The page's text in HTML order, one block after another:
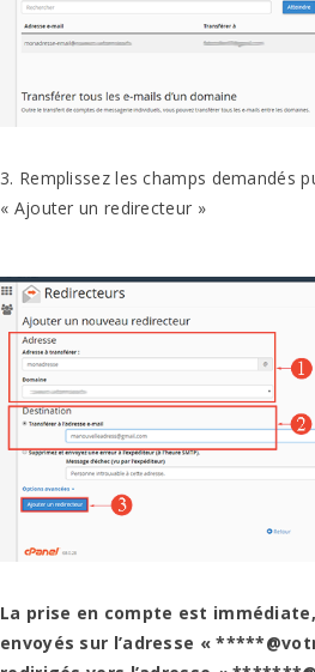
3. Remplissez les champs demandés
« Ajouter un redirecteur »
La prise en compte est
envoyés sur l’adresse «